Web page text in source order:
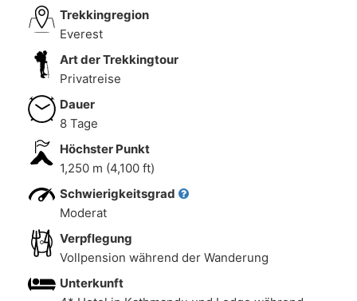
Trekkingregion
Everest
Art der Trekkingtour
Privatreise
Dauer
8 Tage
Höchster Punkt
1,250 m (4,100 ft)
Schwierigkeitsgrad
Moderat
Verpflegung
Vollpension während der Wanderung
Unterkunft